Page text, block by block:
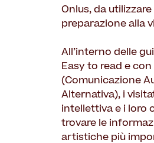
Onlus, da
preparazione alla
All’interno delle
Easy to read e
(Comunicazione
Alternativa), i
intellettiva e i loro
trovare le
artistiche più